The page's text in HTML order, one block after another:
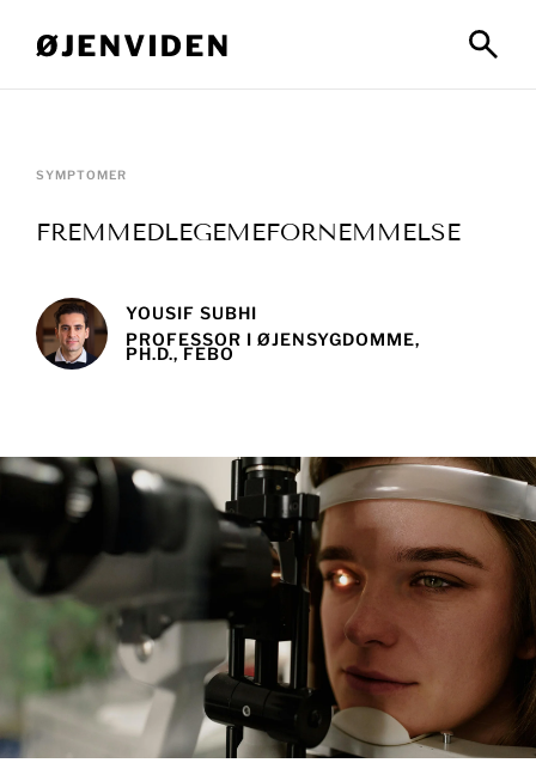
SYMPTOMER
FREMMEDLEGEMEFORNEMMELSE
YOUSIF SUBHI
PROFESSOR I ØJENSYGDOMME,
PH.D., FEBO